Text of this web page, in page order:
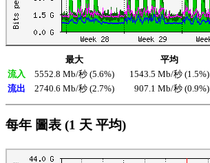
最大 平均
流入
5552.8 Mb/秒 (5.6%) 1543.5 Mb/秒 (1.5%)
流出
2740.6 Mb/秒 (2.7%) 907.1 Mb/秒 (0.9%)
每年 圖表 (1 天 平均)